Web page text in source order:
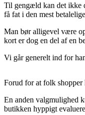
Til gengæld kan det ikke
få fat i den mest
Man bør alligevel være
kort er dog en del af en
Vi går generelt ind for
Forud for at folk
En anden valgmulighed
butikken hyppigt